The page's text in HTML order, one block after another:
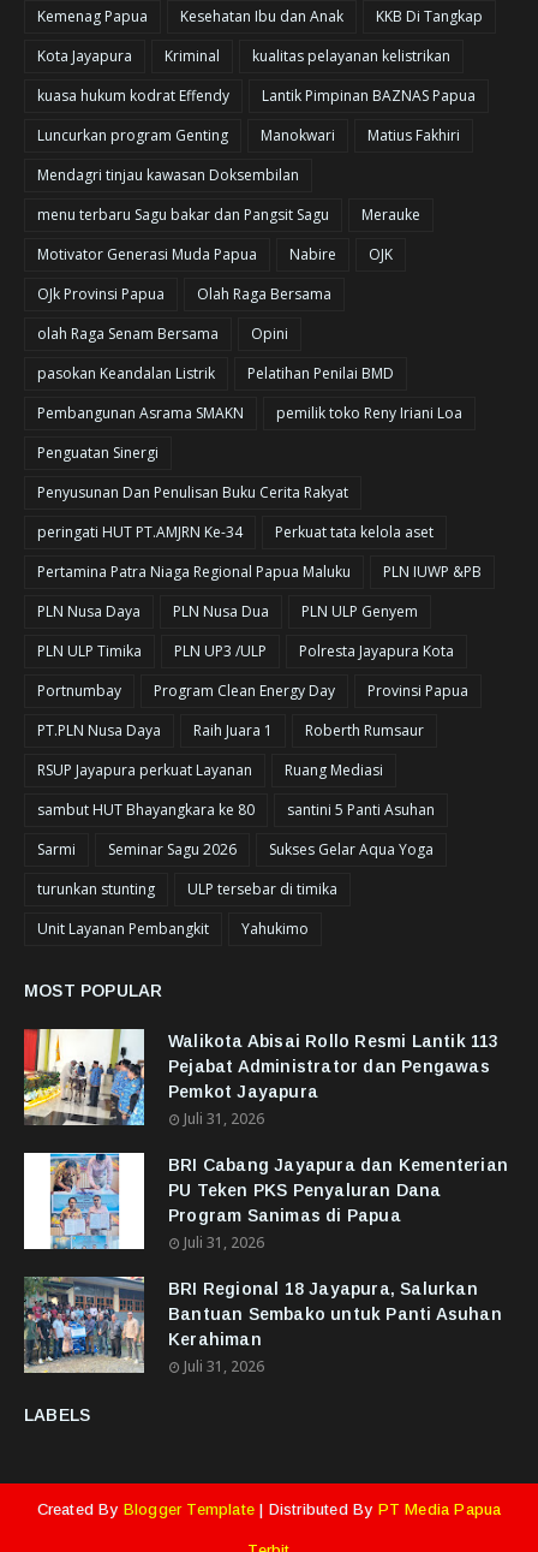
Kemenag Papua
Kesehatan Ibu dan Anak
KKB Di Tangkap
Kota Jayapura
Kriminal
kualitas pelayanan kelistrikan
kuasa hukum kodrat Effendy
Lantik Pimpinan BAZNAS Papua
Luncurkan program Genting
Manokwari
Matius Fakhiri
Mendagri tinjau kawasan Doksembilan
menu terbaru Sagu bakar dan Pangsit Sagu
Merauke
Motivator Generasi Muda Papua
Nabire
OJK
OJk Provinsi Papua
Olah Raga Bersama
olah Raga Senam Bersama
Opini
pasokan Keandalan Listrik
Pelatihan Penilai BMD
Pembangunan Asrama SMAKN
pemilik toko Reny Iriani Loa
Penguatan Sinergi
Penyusunan Dan Penulisan Buku Cerita Rakyat
peringati HUT PT.AMJRN Ke-34
Perkuat tata kelola aset
Pertamina Patra Niaga Regional Papua Maluku
PLN IUWP &PB
PLN Nusa Daya
PLN Nusa Dua
PLN ULP Genyem
PLN ULP Timika
PLN UP3 /ULP
Polresta Jayapura Kota
Portnumbay
Program Clean Energy Day
Provinsi Papua
PT.PLN Nusa Daya
Raih Juara 1
Roberth Rumsaur
RSUP Jayapura perkuat Layanan
Ruang Mediasi
sambut HUT Bhayangkara ke 80
santini 5 Panti Asuhan
Sarmi
Seminar Sagu 2026
Sukses Gelar Aqua Yoga
turunkan stunting
ULP tersebar di timika
Unit Layanan Pembangkit
Yahukimo
MOST POPULAR
Walikota Abisai Rollo Resmi Lantik 113
Pejabat Administrator dan Pengawas
Pemkot Jayapura
Juli 31, 2026
BRI Cabang Jayapura dan Kementerian
PU Teken PKS Penyaluran Dana
Program Sanimas di Papua
Juli 31, 2026
BRI Regional 18 Jayapura, Salurkan
Bantuan Sembako untuk Panti Asuhan
Kerahiman
Juli 31, 2026
LABELS
Created By Blogger Template| Distributed By PT Media Papua